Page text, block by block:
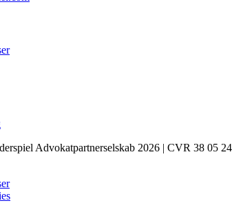
Advokatpartnerselskab 2026 | CVR 38 05